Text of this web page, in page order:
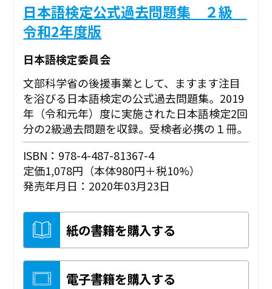
日本語検定公式過去問題集 ２級
令和2年度版
日本語検定委員会
文部科学省の後援事業として、ますます注目
を浴びる日本語検定の公式過去問題集。2019
年（令和元年）度に実施された日本語検定2回
分の2級過去問題を収録。受検者必携の１冊。
ISBN：978-4-487-81367-4
定価1,078円（本体980円＋税10%）
発売年月日：2020年03月23日
紙の書籍を購入する
電子書籍を購入する